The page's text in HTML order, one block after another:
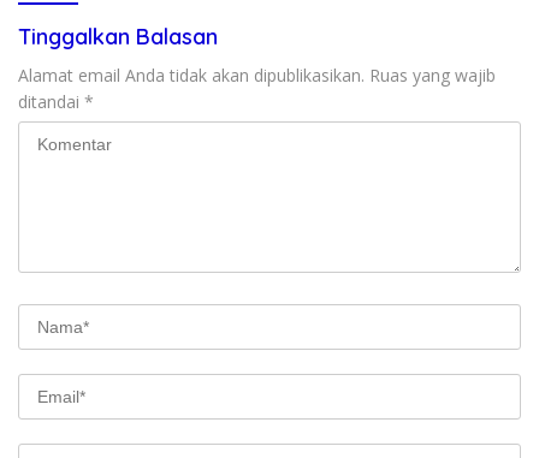
Tinggalkan Balasan
Alamat email Anda tidak akan dipublikasikan. Ruas yang wajib
ditandai *